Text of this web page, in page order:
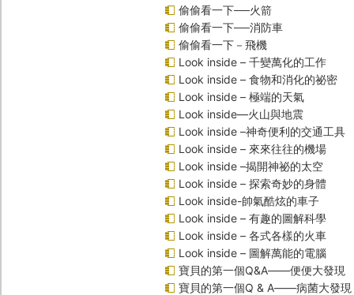
偷偷看一下──火箭
偷偷看一下──消防車
偷偷看一下－飛機
Look inside – 千變萬化的工作
Look inside – 食物和消化的祕密
Look inside – 極端的天氣
Look inside—火山與地震
Look inside –神奇便利的交通工具
Look inside – 來來往往的機場
Look inside –揭開神祕的太空
Look inside – 探索奇妙的身體
Look inside-帥氣酷炫的車子
Look inside – 有趣的圖解科學
Look inside – 各式各樣的火車
Look inside – 圖解萬能的電腦
寶貝的第一個Q&A――便便大發現
寶貝的第一個Q & A――病菌大發現